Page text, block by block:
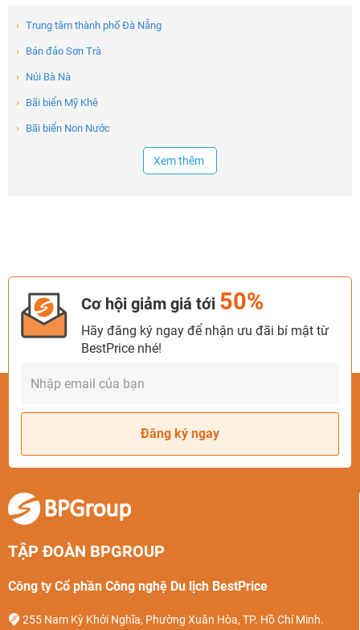
› Trung tâm thành phố Đà Nẵng
› Bán đảo Sơn Trà
› Núi Bà Nà
› Bãi biển Mỹ Khê
› Bãi biển Non Nước
Xem thêm
Cơ hội giảm giá tới 50%
Hãy đăng ký ngay để nhận ưu đãi bí mật từ
BestPrice nhé!
Đăng ký ngay
TẬP ĐOÀN BPGROUP
Công ty Cổ phần Công nghệ Du lịch BestPrice
255 Nam Kỳ Khởi Nghĩa, Phường Xuân Hòa, TP. Hồ Chí Minh.